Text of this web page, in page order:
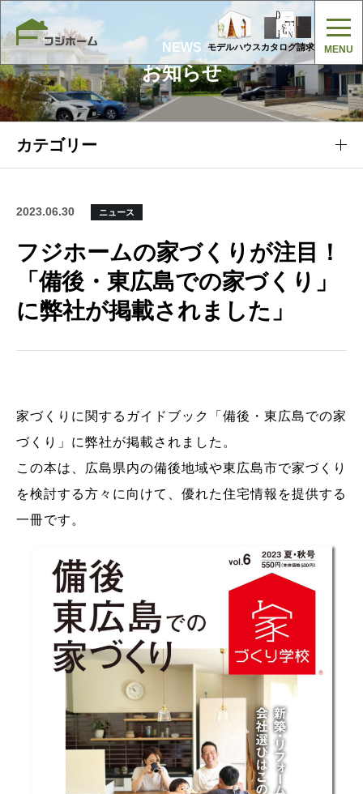
モデルハウスカタログ請求
NEWS
お知らせ
カテゴリー
2023.06.30 ニュース
フジホームの家づくりが注目！
「備後・東広島での家づくり」
に弊社が掲載されました」
家づくりに関するガイドブック「備後・東広島での家
づくり」に弊社が掲載されました。
この本は、広島県内の備後地域や東広島市で家づくり
を検討する方々に向けて、優れた住宅情報を提供する
一冊です。